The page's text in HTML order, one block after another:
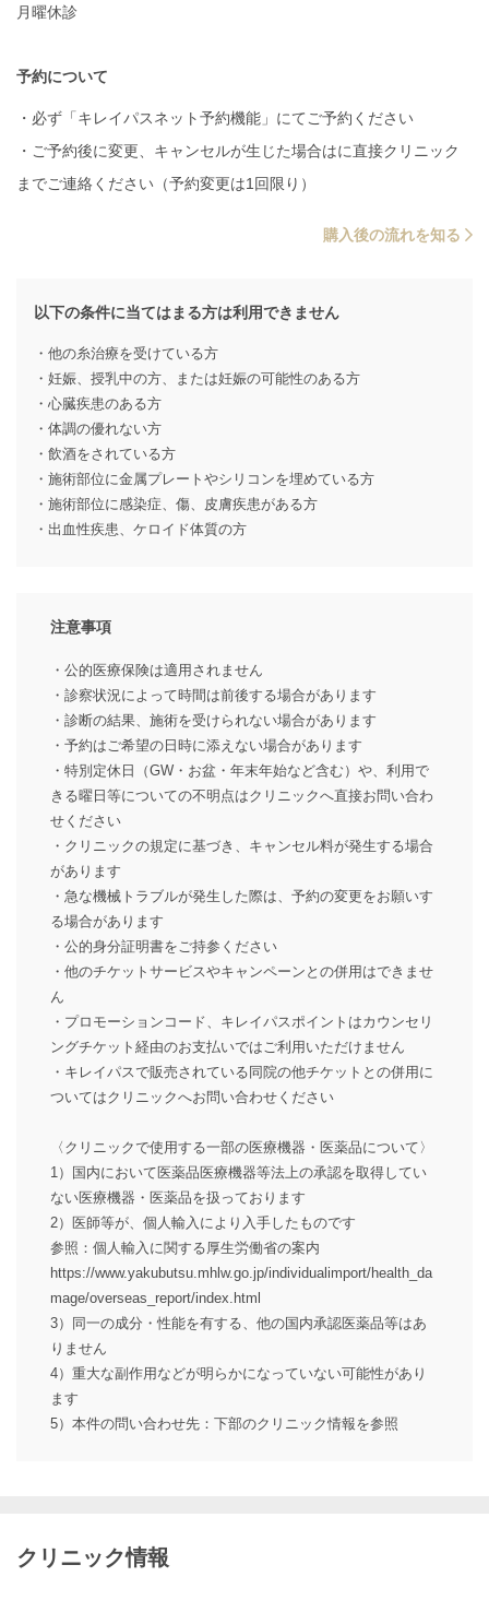
月曜休診
予約について
・必ず「キレイパスネット予約機能」にてご予約ください
・ご予約後に変更、キャンセルが生じた場合はに直接クリニック
までご連絡ください（予約変更は1回限り）
購入後の流れを知る
以下の条件に当てはまる方は利用できません
・他の糸治療を受けている方
・妊娠、授乳中の方、または妊娠の可能性のある方
・心臓疾患のある方
・体調の優れない方
・飲酒をされている方
・施術部位に金属プレートやシリコンを埋めている方
・施術部位に感染症、傷、皮膚疾患がある方
・出血性疾患、ケロイド体質の方
注意事項
・公的医療保険は適用されません
・診察状況によって時間は前後する場合があります
・診断の結果、施術を受けられない場合があります
・予約はご希望の日時に添えない場合があります
・特別定休日（GW・お盆・年末年始など含む）や、利用で
きる曜日等についての不明点はクリニックへ直接お問い合わ
せください
・クリニックの規定に基づき、キャンセル料が発生する場合
があります
・急な機械トラブルが発生した際は、予約の変更をお願いす
る場合があります
・公的身分証明書をご持参ください
・他のチケットサービスやキャンペーンとの併用はできませ
ん
・プロモーションコード、キレイパスポイントはカウンセリ
ングチケット経由のお支払いではご利用いただけません
・キレイパスで販売されている同院の他チケットとの併用に
ついてはクリニックへお問い合わせください
〈クリニックで使用する一部の医療機器・医薬品について〉
1）国内において医薬品医療機器等法上の承認を取得してい
ない医療機器・医薬品を扱っております
2）医師等が、個人輸入により入手したものです
参照：個人輸入に関する厚生労働省の案内
https://www.yakubutsu.mhlw.go.jp/individualimport/health_da
mage/overseas_report/index.html
3）同一の成分・性能を有する、他の国内承認医薬品等はあ
りません
4）重大な副作用などが明らかになっていない可能性があり
ます
5）本件の問い合わせ先：下部のクリニック情報を参照
クリニック情報